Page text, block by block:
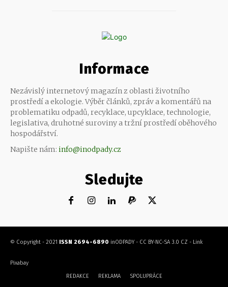
Informace
Nezávislý internetový magazín z oblasti životního
prostředí a ekologie. Výběr článků, zpráv a komentářů na
problematiku odpadů, recyklace, upcyklace, technologie,
legislativa, druhotné suroviny a tržní prostředí oběhového
hospodářství.
Napište nám: info@inodpady.cz
Sledujte
© Copyright - 2021 ISSN 2694-6890 inODPADY - CC BY-NC-SA 3.0 CZ - Link
Pixabay
REDAKCE
REKLAMA SPOLUPRÁCE